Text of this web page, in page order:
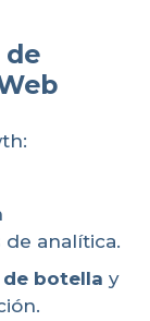
analítica.
botella y